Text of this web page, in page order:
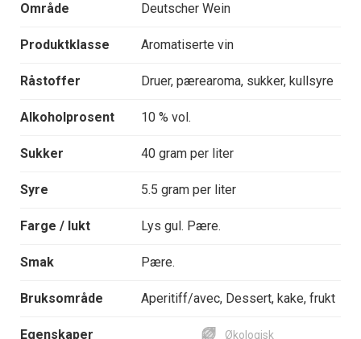
Område Deutscher Wein
Produktklasse Aromatiserte vin
Råstoffer Druer, pærearoma, sukker, kullsyre
Alkoholprosent 10 % vol.
Sukker 40 gram per liter
Syre 5.5 gram per liter
Farge / lukt Lys gul. Pære.
Smak Pære.
Bruksområde Aperitiff/avec, Dessert, kake, frukt
Egenskaper Økologisk